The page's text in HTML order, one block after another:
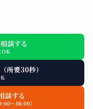
談する
OK
所要30秒）
談する
〜18:00）